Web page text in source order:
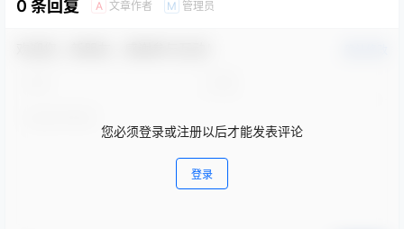
0 条回复 A 文章作者 M 管理员
您必须登录或注册以后才能发表评论
登录